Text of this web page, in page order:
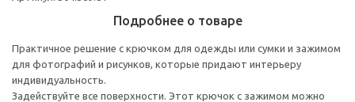
Подробнее о товаре
Практичное решение с крючком для одежды или сумки и зажимом
для фотографий и рисунков, которые придают интерьеру
индивидуальность.
Задействуйте все поверхности. Этот крючок с зажимом можно